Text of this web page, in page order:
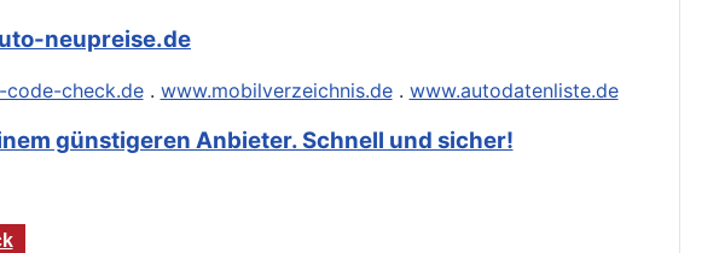
neupreise.de
code-check.de. www.mobilverzeichnis.de. www.autodatenliste.de
günstigeren Anbieter. Schnell und sicher!